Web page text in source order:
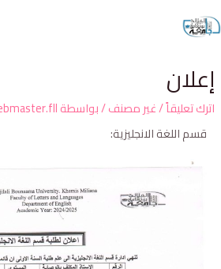
تعليقاً/غير مصنف/ بواسطة
قسم اللغة الانجليزية: